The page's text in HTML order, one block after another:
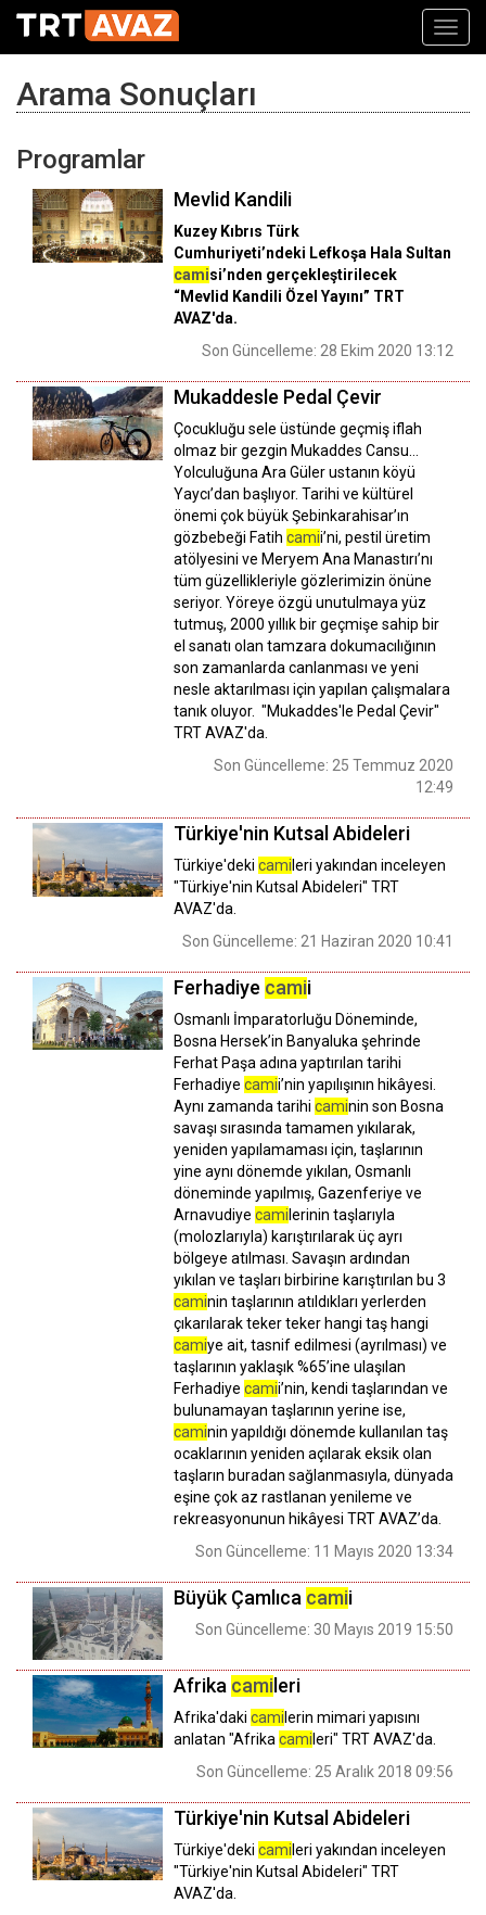
Arama Sonuçları
Programlar
Mevlid Kandili
Kuzey Kıbrıs Türk
Cumhuriyeti’ndeki Lefkoşa Hala Sultan
camisi’nden gerçekleştirilecek
“Mevlid Kandili Özel Yayını” TRT
AVAZ'da.
Son Güncelleme: 28 Ekim 2020 13:12
Mukaddesle Pedal Çevir
Çocukluğu sele üstünde geçmiş iflah
olmaz bir gezgin Mukaddes Cansu…
Yolculuğuna Ara Güler ustanın köyü
Yaycı’dan başlıyor. Tarihi ve kültürel
önemi çok büyük Şebinkarahisar’ın
gözbebeği Fatih camii’ni, pestil üretim
atölyesini ve Meryem Ana Manastırı’nı
tüm güzellikleriyle gözlerimizin önüne
seriyor. Yöreye özgü unutulmaya yüz
tutmuş, 2000 yıllık bir geçmişe sahip bir
el sanatı olan tamzara dokumacılığının
son zamanlarda canlanması ve yeni
nesle aktarılması için yapılan çalışmalara
tanık oluyor. "Mukaddes'le Pedal Çevir"
TRT AVAZ'da.
Son Güncelleme: 25 Temmuz 2020
12:49
Türkiye'nin Kutsal Abideleri
Türkiye'deki cami leri yakından inceleyen
"Türkiye'nin Kutsal Abideleri" TRT
AVAZ'da.
Son Güncelleme: 21 Haziran 2020 10:41
Ferhadiye camii
Osmanlı İmparatorluğu Döneminde,
Bosna Hersek’in Banyaluka şehrinde
Ferhat Paşa adına yaptırılan tarihi
Ferhadiye camii’nin yapılışının hikâyesi.
Aynı zamanda tarihi caminin son Bosna
savaşı sırasında tamamen yıkılarak,
yeniden yapılamaması için, taşlarının
yine aynı dönemde yıkılan, Osmanlı
döneminde yapılmış, Gazenferiye ve
Arnavudiye cami lerinin taşlarıyla
(molozlarıyla) karıştırılarak üç ayrı
bölgeye atılması. Savaşın ardından
yıkılan ve taşları birbirine karıştırılan bu 3
caminin taşlarının atıldıkları yerlerden
çıkarılarak teker teker hangi taş hangi
camiye ait, tasnif edilmesi (ayrılması) ve
taşlarının yaklaşık %65’ine ulaşılan
Ferhadiye camii’nin, kendi taşlarından ve
bulunamayan taşlarının yerine ise,
caminin yapıldığı dönemde kullanılan taş
ocaklarının yeniden açılarak eksik olan
taşların buradan sağlanmasıyla, dünyada
eşine çok az rastlanan yenileme ve
rekreasyonunun hikâyesi TRT AVAZ’da.
Son Güncelleme: 11 Mayıs 2020 13:34
Büyük Çamlıca camii
Son Güncelleme: 30 Mayıs 2019 15:50
Afrika camileri
Afrika'daki cami lerin mimari yapısını
anlatan "Afrika cami leri" TRT AVAZ'da.
Son Güncelleme: 25 Aralık 2018 09:56
Türkiye'nin Kutsal Abideleri
Türkiye'deki cami leri yakından inceleyen
"Türkiye'nin Kutsal Abideleri" TRT
AVAZ'da.